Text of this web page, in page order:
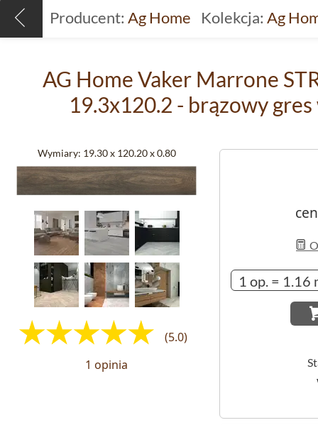
Producent: Ag Home Kolekcja: Ag
AG Home Vaker Marrone
19.3x120.2 - brązowy
Wymiary: 19.30 x 120.20 x 0.80
(5.0)
1 opinia